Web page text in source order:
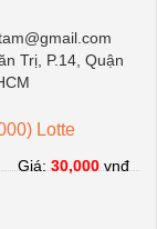
Trị, P.14, Quận
Lotte
Giá: 30,000 vnđ